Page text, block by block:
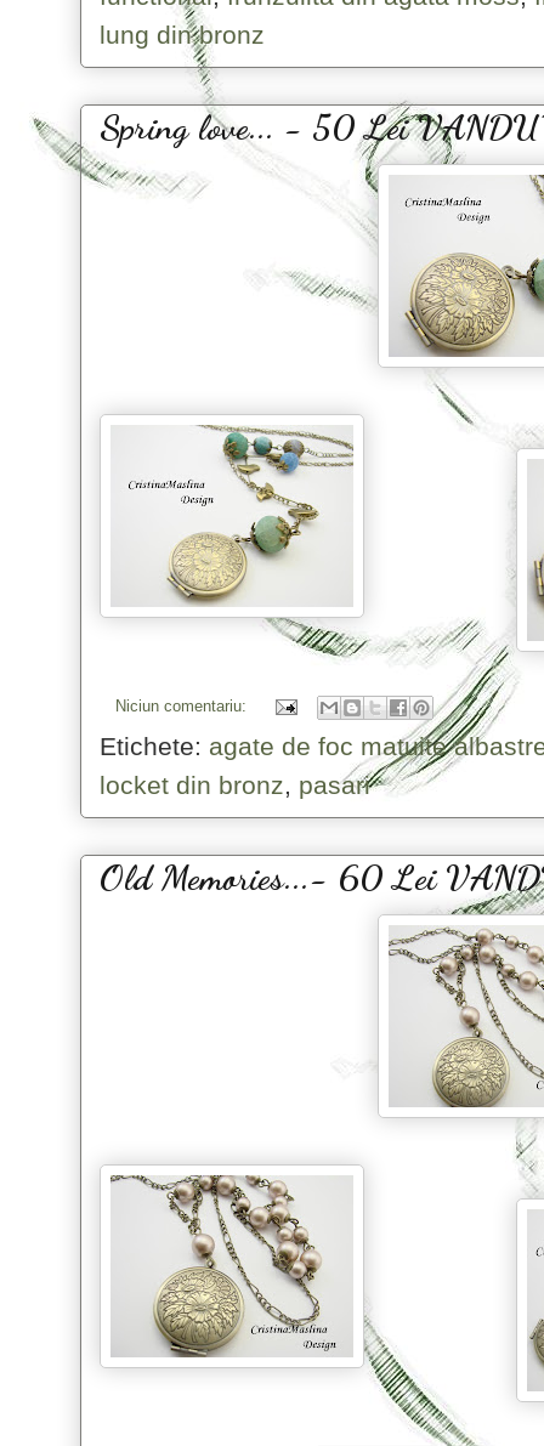
lung din bronz
Spring love... - 50 Lei
Niciun comentariu:
Etichete: agate de foc matuite
locket din bronz, pasari
Old Memories...- 60 Lei